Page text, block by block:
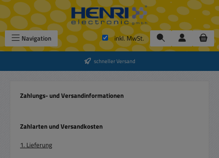
Zum Hauptinhalt springen
Navigation inkl. MwSt.
schneller Versand
Zahlungs- und Versandinformationen
Zahlarten und Versandkosten
1. Lieferung